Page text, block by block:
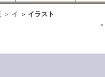
> イ > イラスト